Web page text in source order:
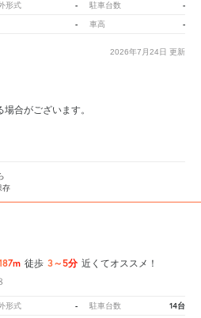
形式 - 駐車台数 -
- 車高 -
2026年7月24日 更新
合がございます。
存
徒歩 3～5分 近くてオススメ！
形式 - 駐車台数 14台